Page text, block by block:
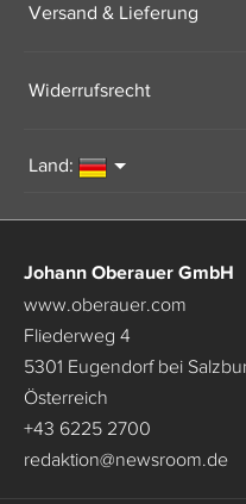
Versand & Lieferung
Widerrufsrecht
Land:
Johann Oberauer GmbH
www.oberauer.com
Fliederweg 4
5301 Eugendorf bei
Österreich
+43 6225 2700
redaktion@newsroom.de